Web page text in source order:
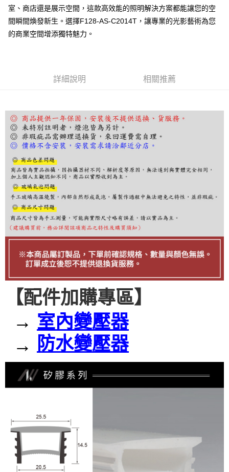
AFTEE先享後付
相關說明
【關於「AFTEE先享後付」】
３．安心：先確認商品／服務後，再付款。
結帳頁面，進行簡訊認證並確認金額後，即可完成結帳。
２．訂單成立數日內，您將收到繳費通知簡訊。
３．收到繳費通知簡訊後14天內，點擊此簡訊中的連結，可透過四大超商／
ATM／網路銀行／等多元方式進行付款，方視為交易完成。
購買商品的店家。未經商家同意取消之訂單仍視為有效，需透過AFTEE先享
後付繳納相關費用。
※ 交易是否成功請以「AFTEE先享後付 」之結帳頁面顯示為準，若有關於
是否繳費成功／繳費後需取消欲退款等相關疑問，請聯繫「AFTEE先享後付
客戶支援中心」 https://netprotections.freshdesk.com/support/home
【注意事項】
１．透過由恩沛科技股份有限公司提供之「AFTEE先享後付」服務完成之交
易，需依本服務之必要範圍內提供個人資料，並將交易相關給付款項請求債
２．關於個人資料處理事宜，請瀏覽以下網址：
https://aftee.tw/terms/#terms3
「AFTEE先享後付」，若未經同意申辦者引起之損失，本公司不負相關責
任。
４．使用「AFTEE先享後付」時，將依據個別帳號之用戶狀況，依本公司即
時審查核予不同之上限額度；若仍有額度不足之情形，本公司將視審查結果
請求用戶進行身份認證。
５．嚴禁一人註冊多個帳號或使用他人資訊註冊。若發現惡意使用之情形，
恩沛科技股份有限公司將有權停止該用戶之使用額度並採取法律行動。
室、商店還是展示空間，這款高效能的照明解決方案都能讓您的空
間瞬間煥發新生。選擇F128-AS-C2014T，讓專業的光影藝術為您
的商業空間增添獨特魅力。
詳細說明 相關推薦
【配件加購專區】
→ 室內變壓器
→ 防水變壓器